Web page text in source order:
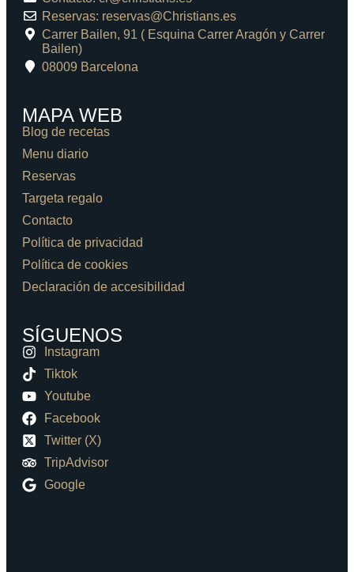
Reservas: reservas@Christians.es
Carrer Bailen, 91 ( Esquina Carrer Aragón y Carrer
Bailen)
08009 Barcelona
SÍGUENOS
Instagram
Tiktok
Youtube
Facebook
Twitter (X)
TripAdvisor
Google
MAPA WEB
Blog de recetas
Menu diario
Reservas
Targeta regalo
Contacto
Política de privacidad
Política de cookies
Declaración de accesibilidad